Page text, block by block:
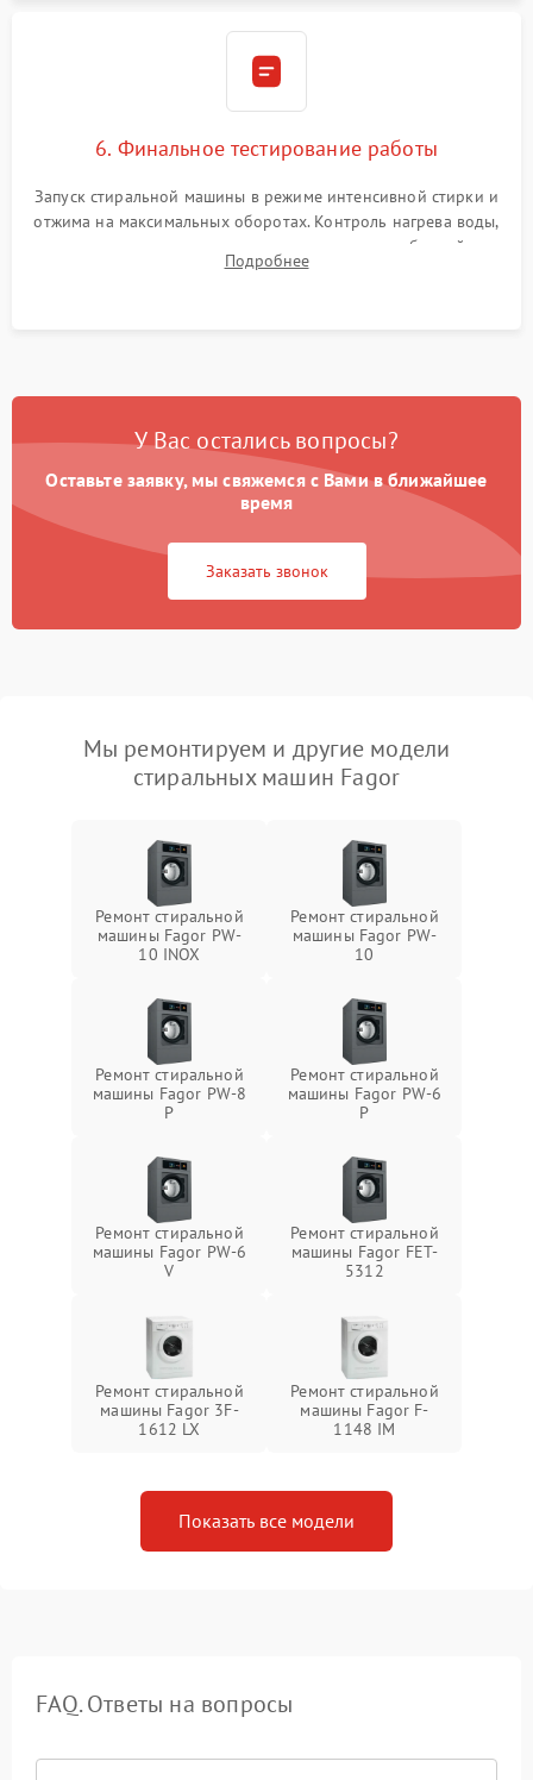
6. Финальное тестирование работы
Запуск стиральной машины в режиме интенсивной стирки и
отжима на максимальных оборотах. Контроль нагрева воды,
корректности слива, отсутствия излишних вибраций,
посторонних стуков и протечек под корпусом.
Подробнее
У Вас остались вопросы?
Оставьте заявку, мы свяжемся с Вами в ближайшее
время
Заказать звонок
Мы ремонтируем и другие модели
стиральных машин Fagor
Ремонт стиральной
машины Fagor PW-
10 INOX
Ремонт стиральной
машины Fagor PW-
10
Ремонт стиральной
машины Fagor PW-8
P
Ремонт стиральной
машины Fagor PW-6
P
Ремонт стиральной
машины Fagor PW-6
V
Ремонт стиральной
машины Fagor FET-
5312
Ремонт стиральной
машины Fagor 3F-
1612 LX
Ремонт стиральной
машины Fagor F-
1148 IM
Показать все модели
FAQ. Ответы на вопросы